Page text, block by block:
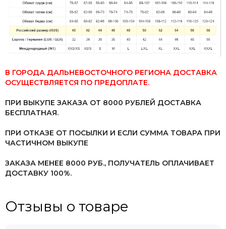
В ГОРОДА ДАЛЬНЕВОСТОЧНОГО РЕГИОНА ДОСТАВКА
ОСУЩЕСТВЛЯЕТСЯ ПО ПРЕДОПЛАТЕ.
ПРИ ВЫКУПЕ ЗАКАЗА ОТ 8000 РУБЛЕЙ ДОСТАВКА
БЕСПЛАТНАЯ.
ПРИ ОТКАЗЕ ОТ ПОСЫЛКИ И ЕСЛИ СУММА ТОВАРА ПРИ
ЧАСТИЧНОМ ВЫКУПЕ
ЗАКАЗА МЕНЕЕ 8000 РУБ., ПОЛУЧАТЕЛЬ ОПЛАЧИВАЕТ
ДОСТАВКУ 100%.
Отзывы о товаре